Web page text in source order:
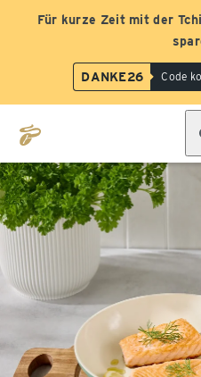
Für kurze Zeit mit der
DANKE26 Code